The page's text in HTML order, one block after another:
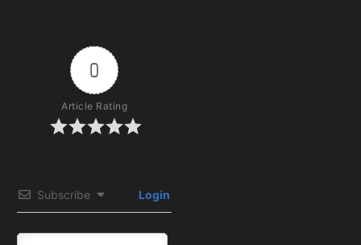
0
Article Rating
Subscribe Login